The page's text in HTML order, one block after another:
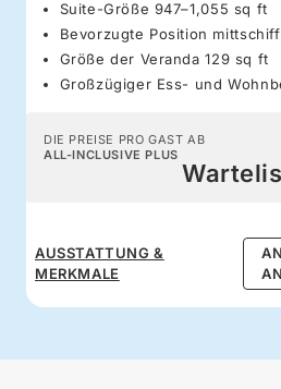
Suite-Größe 947–1,055 sq ft
Bevorzugte Position
Größe der Veranda 129 sq ft
Großzügiger Ess- und
DIE PREISE PRO GAST AB
ALL-INCLUSIVE PLUS
AUSSTATTUNG &
MERKMALE